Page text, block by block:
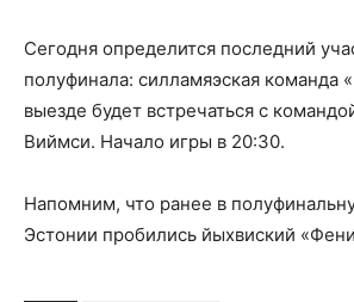
Сегодня определится последний
полуфинала: силламяэская
выезде будет встречаться с
Виймси. Начало игры в 20:30.
Напомним, что ранее в
Эстонии пробились йыхвиский